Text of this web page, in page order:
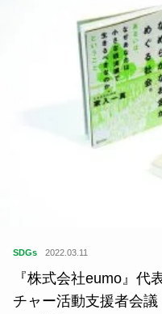
SDGs 2022.03.11
『株式会社eumo』代
チャー活動支援者会